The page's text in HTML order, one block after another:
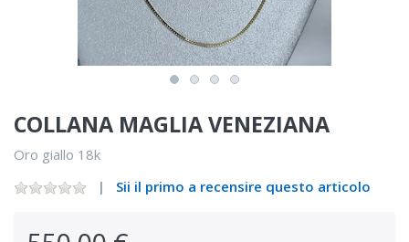
COLLANA MAGLIA VENEZIANA
Oro giallo 18k
Sii il primo a recensire questo articolo